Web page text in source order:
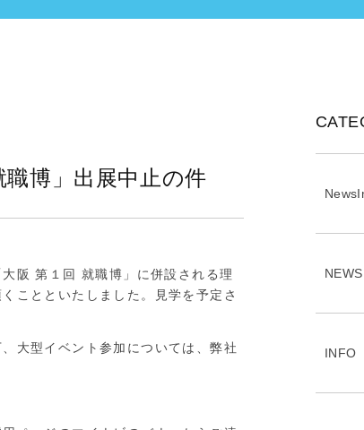
職博」出展中止の件
阪 第１回 就職博」に併設される理
ことといたしました。見学を予定さ
大型イベント参加については、弊社
NEWS
INFO